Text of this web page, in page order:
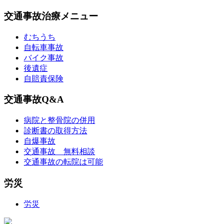
交通事故治療メニュー
むちうち
自転車事故
バイク事故
後遺症
自賠責保険
交通事故Q&A
病院と整骨院の併用
診断書の取得方法
自爆事故
交通事故 無料相談
交通事故の転院は可能
労災
労災